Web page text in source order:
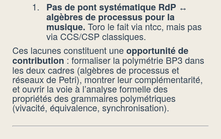
Pas de pont systématique RdP ↔
algèbres de processus pour la
musique. Toro le fait via ntcc, mais pas
via CCS/CSP classiques.
Ces lacunes constituent uneopportunité de
contribution : formaliser la polymétrie BP3 dans
les deux cadres (algèbres de processus et
réseaux de Petri), montrer leur complémentarité,
et ouvrir la voie à l’analyse formelle des
propriétés des grammaires polymétriques
(vivacité, équivalence, synchronisation).